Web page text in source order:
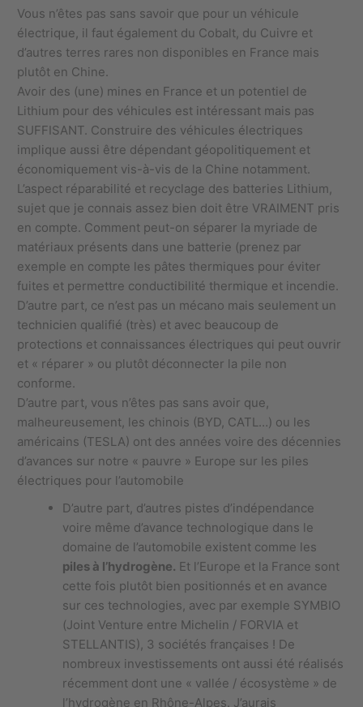
Vous n’êtes pas sans savoir que pour un véhicule
électrique, il faut également du Cobalt, du Cuivre et
d’autres terres rares non disponibles en France mais
plutôt en Chine.
Avoir des (une) mines en France et un potentiel de
Lithium pour des véhicules est intéressant mais pas
SUFFISANT. Construire des véhicules électriques
implique aussi être dépendant géopolitiquement et
économiquement vis-à-vis de la Chine notamment.
L’aspect réparabilité et recyclage des batteries Lithium,
sujet que je connais assez bien doit être VRAIMENT pris
en compte. Comment peut-on séparer la myriade de
matériaux présents dans une batterie (prenez par
exemple en compte les pâtes thermiques pour éviter
fuites et permettre conductibilité thermique et incendie.
D’autre part, ce n’est pas un mécano mais seulement un
technicien qualifié (très) et avec beaucoup de
protections et connaissances électriques qui peut ouvrir
et « réparer » ou plutôt déconnecter la pile non
conforme.
D’autre part, vous n’êtes pas sans avoir que,
malheureusement, les chinois (BYD, CATL…) ou les
américains (TESLA) ont des années voire des décennies
d’avances sur notre « pauvre » Europe sur les piles
électriques pour l’automobile
D’autre part, d’autres pistes d’indépendance
voire même d’avance technologique dans le
domaine de l’automobile existent comme les
piles à l’hydrogène. Et l’Europe et la France sont
cette fois plutôt bien positionnés et en avance
sur ces technologies, avec par exemple SYMBIO
(Joint Venture entre Michelin / FORVIA et
STELLANTIS), 3 sociétés françaises ! De
nombreux investissements ont aussi été réalisés
récemment dont une « vallée / écosystème » de
l’hydrogène en Rhône-Alpes. J’aurais